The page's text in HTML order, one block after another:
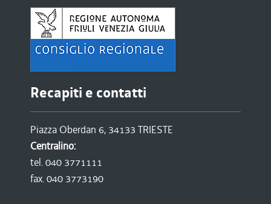
Recapiti e contatti
Piazza Oberdan 6, 34133 TRIESTE
Centralino:
tel. 040 3771111
fax. 040 3773190